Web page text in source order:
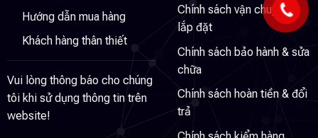
Hướng dẫn mua hàng
Khách hàng thân thiết
Vui lòng thông báo cho chúng
tôi khi sử dụng thông tin trên
website!
Chính sách vận chuyển &
lắp đặt
Chính sách bảo hành & sửa
chữa
Chính sách hoàn tiền & đổi
trả